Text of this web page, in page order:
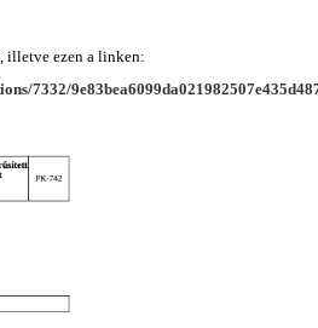
illetve ezen a linken:
7332/